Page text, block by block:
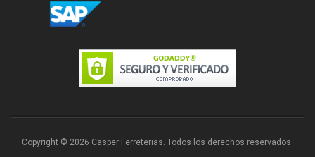
Copyright © 2026 Casper Ferreterias. Todos los derechos reservados.